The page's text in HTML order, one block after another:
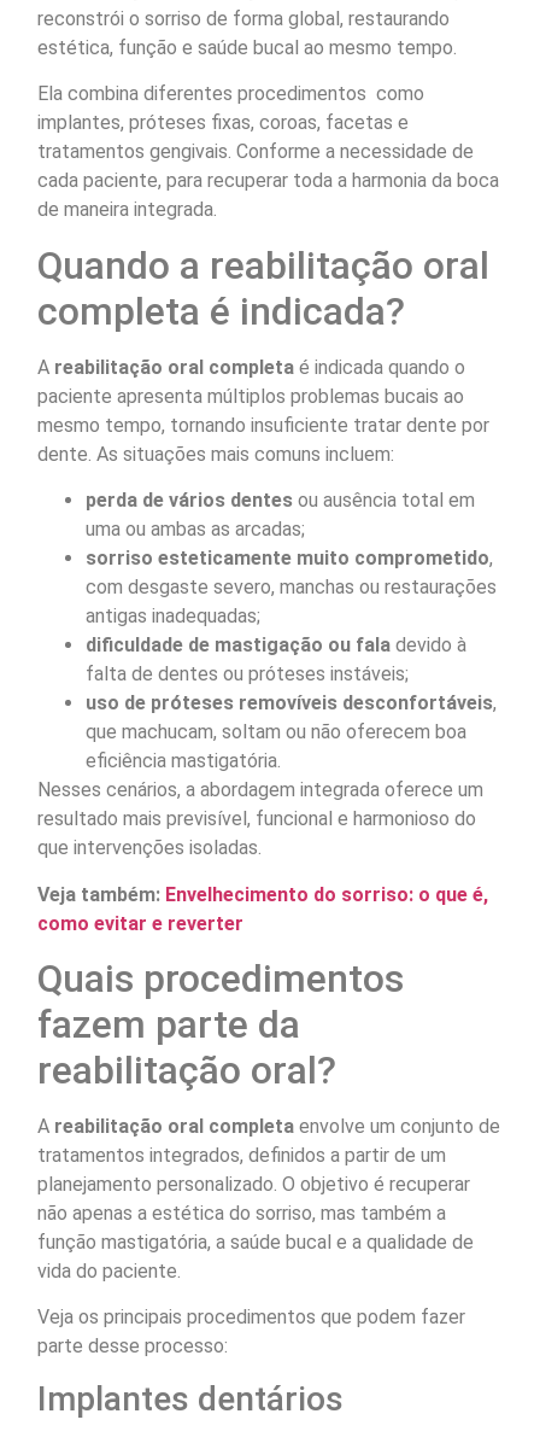
reconstrói o sorriso de forma global, restaurando
estética, função e saúde bucal ao mesmo tempo.
Ela combina diferentes procedimentos como
implantes, próteses fixas, coroas, facetas e
tratamentos gengivais. Conforme a necessidade de
cada paciente, para recuperar toda a harmonia da boca
de maneira integrada.
Quando a reabilitação oral
completa é indicada?
A reabilitação oral completa é indicada quando o
paciente apresenta múltiplos problemas bucais ao
mesmo tempo, tornando insuficiente tratar dente por
dente. As situações mais comuns incluem:
perda de vários dentes ou ausência total em
uma ou ambas as arcadas;
sorriso esteticamente muito comprometido,
com desgaste severo, manchas ou restaurações
antigas inadequadas;
dificuldade de mastigação ou fala devido à
falta de dentes ou próteses instáveis;
uso de próteses removíveis desconfortáveis,
que machucam, soltam ou não oferecem boa
eficiência mastigatória.
Nesses cenários, a abordagem integrada oferece um
resultado mais previsível, funcional e harmonioso do
que intervenções isoladas.
Veja também: Envelhecimento do sorriso: o que é,
como evitar e reverter
Quais procedimentos
fazem parte da
reabilitação oral?
A reabilitação oral completa envolve um conjunto de
tratamentos integrados, definidos a partir de um
planejamento personalizado. O objetivo é recuperar
não apenas a estética do sorriso, mas também a
função mastigatória, a saúde bucal e a qualidade de
vida do paciente.
Veja os principais procedimentos que podem fazer
parte desse processo:
Implantes dentários